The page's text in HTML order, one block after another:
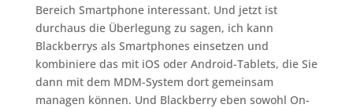
Bereich Smartphone interessant. Und jetzt ist
durchaus die Überlegung zu sagen, ich kann
Blackberrys als Smartphones einsetzen und
kombiniere das mit iOS oder Android-Tablets, die Sie
dann mit dem MDM-System dort gemeinsam
managen können. Und Blackberry eben sowohl On-